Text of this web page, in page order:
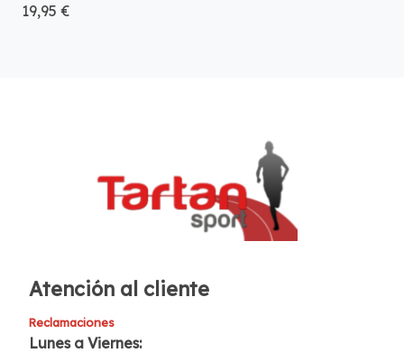
19,95 €
Atención al cliente
Reclamaciones
Lunes a Viernes: